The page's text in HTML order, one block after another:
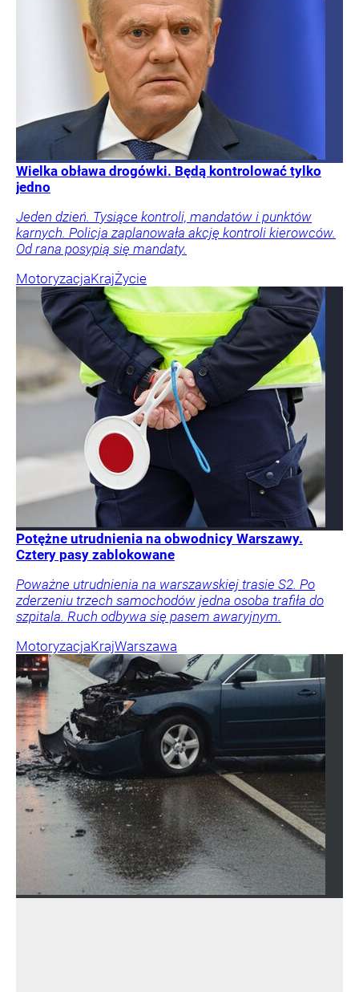
Wielka obława drogówki. Będą kontrolować tylko
jedno
Jeden dzień. Tysiące kontroli, mandatów i punktów
karnych. Policja zaplanowała akcję kontroli kierowców.
Od rana posypią się mandaty.
MotoryzacjaKrajŻycie
Potężne utrudnienia na obwodnicy Warszawy.
Cztery pasy zablokowane
Poważne utrudnienia na warszawskiej trasie S2. Po
zderzeniu trzech samochodów jedna osoba trafiła do
szpitala. Ruch odbywa się pasem awaryjnym.
MotoryzacjaKrajWarszawa